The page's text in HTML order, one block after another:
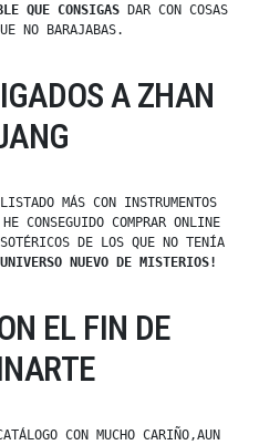
QUE CONSIGAS DAR CON COSAS
NO BARAJABAS.
A ZHAN
MÁS CON INSTRUMENTOS
CONSEGUIDO COMPRAR ONLINE
DE LOS QUE NO TENÍA
NUEVO DE MISTERIOS!
EL FIN DE
CON MUCHO CARIÑO,AUN